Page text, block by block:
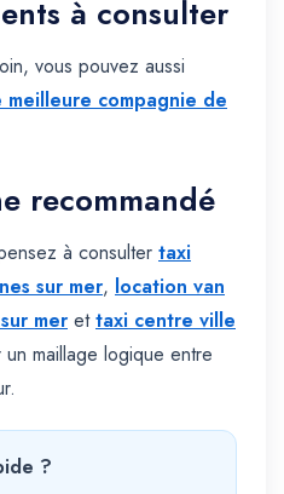
à consulter
vous pouvez aussi
compagnie de
recommandé
à consulter taxi
sur mer, location van
mer ettaxi centre ville
un maillage logique entre
?